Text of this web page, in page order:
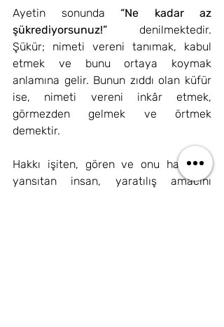
Ayetin sonunda “Ne kadar az
şükrediyorsunuz!” denilmektedir.
Şükür; nimeti vereni tanımak, kabul
etmek ve bunu ortaya koymak
anlamına gelir. Bunun zıddı olan küfür
ise, nimeti vereni inkâr etmek,
görmezden gelmek ve örtmek
demektir.
Hakkı işiten, gören ve onu hayatına
yansıtan insan, yaratılış amacını